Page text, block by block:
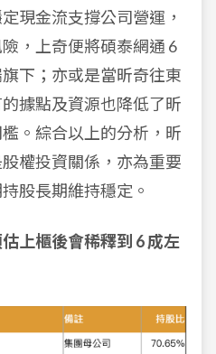
現金流支撐公司營運，
，上奇便將碩泰網通 6
下；亦或是當昕奇往東
據點及資源也降低了昕
。綜合以上的分析，昕
權投資關係，亦為重要
股長期維持穩定。
上櫃後會稀釋到 6 成左